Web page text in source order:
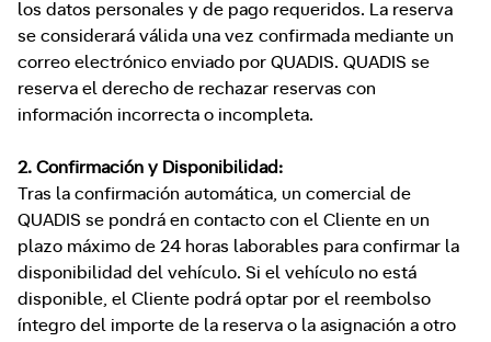
los datos personales y de pago requeridos. La reserva
se considerará válida una vez confirmada mediante un
correo electrónico enviado por QUADIS. QUADIS se
reserva el derecho de rechazar reservas con
información incorrecta o incompleta.
2. Confirmación y Disponibilidad:
Tras la confirmación automática, un comercial de
QUADIS se pondrá en contacto con el Cliente en un
plazo máximo de 24 horas laborables para confirmar la
disponibilidad del vehículo. Si el vehículo no está
disponible, el Cliente podrá optar por el reembolso
íntegro del importe de la reserva o la asignación a otro